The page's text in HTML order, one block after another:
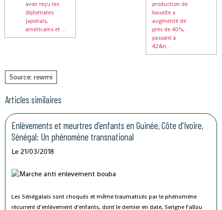
avoir reçu les
diplomates
japonais,
américains et ...
production de
bauxite a
augmenté de
près de 40%,
passant à
42&n...
Source: rewmi
Articles similaires
Enlèvements et meurtres d'enfants en Guinée, Côte d'Ivoire,
Sénégal: Un phénomène transnational
Le 21/03/2018
Les Sénégalais sont choqués et même traumatisés par le phénomène
récurrent d’enlèvement d’enfants, dont le dernier en date, Serigne Fallou